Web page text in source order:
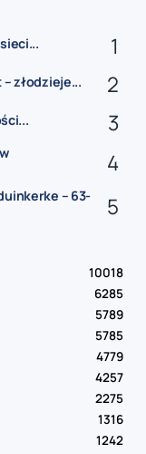
złodzieje...
– 63-
10018
6285
5789
5785
4779
4257
2275
1316
1242